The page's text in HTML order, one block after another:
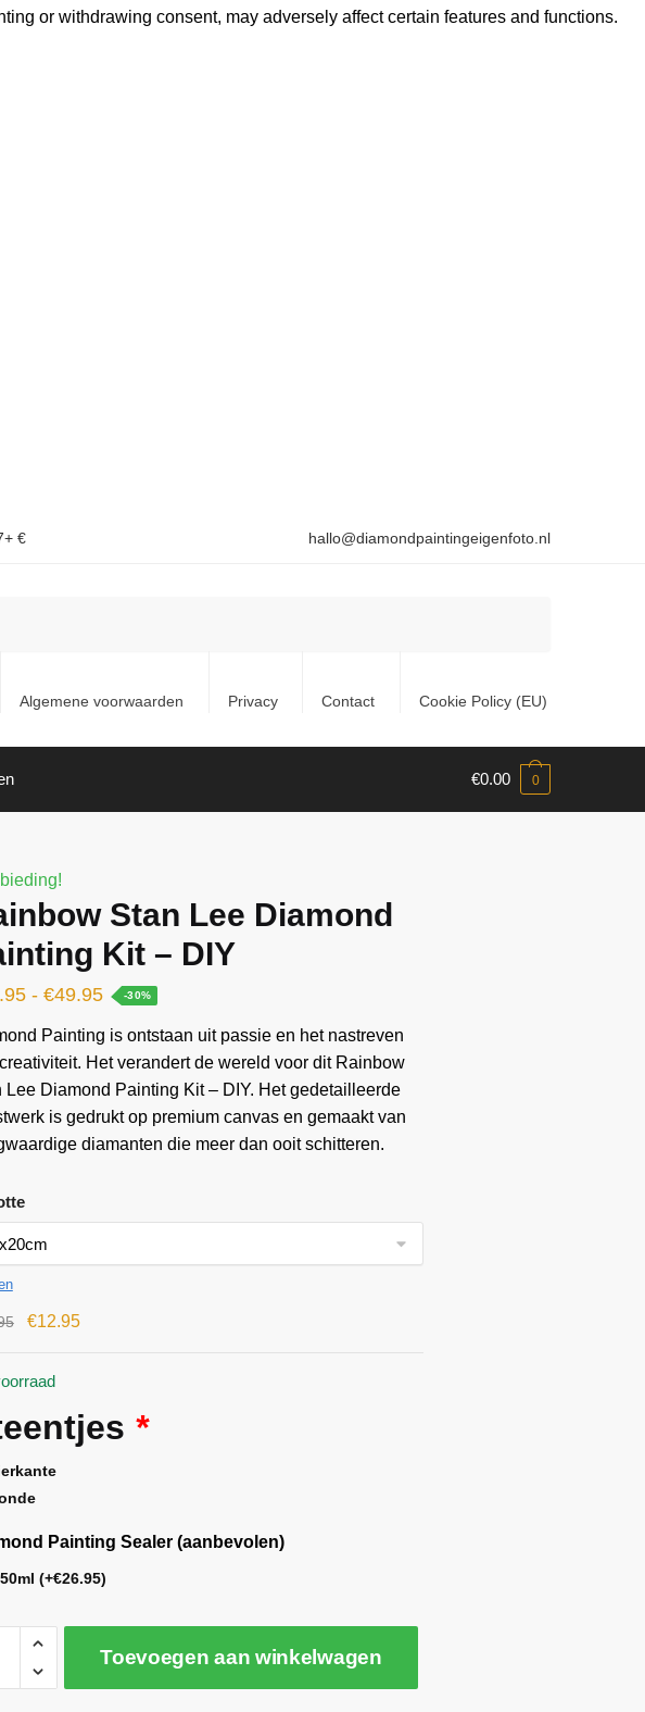
or withdrawing consent, may adversely affect certain features and functions.
€ hallo@diamondpaintingeigenfoto.nl
Algemene voorwaarden Privacy Contact Cookie Policy (EU)
€0.00 0
Stan Lee Diamond
Kit – DIY
- €49.95 -30%
Painting is ontstaan ​​uit passie en het nastreven
Het verandert de wereld voor dit Rainbow
Lee Diamond Painting Kit – DIY. Het gedetailleerde
is gedrukt op premium canvas en gemaakt van
diamanten die meer dan ooit schitteren.
€12.95
*
Painting Sealer (aanbevolen)
(+€26.95)
Toevoegen aan winkelwagen